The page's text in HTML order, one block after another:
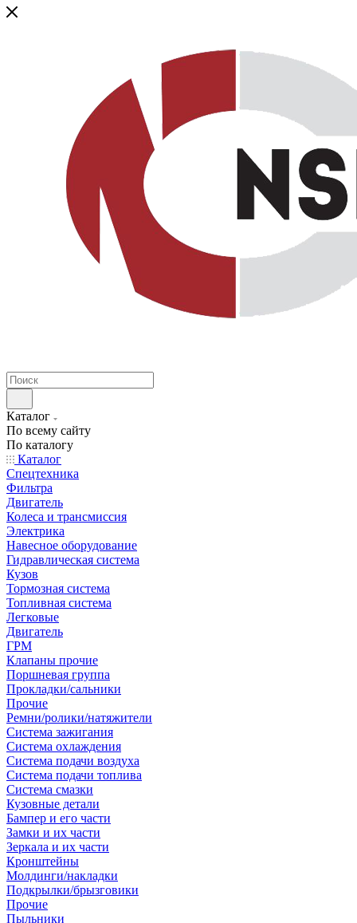
Каталог
По всему сайту
По каталогу
Каталог
Спецтехника
Фильтра
Двигатель
Колеса и трансмиссия
Электрика
Навесное оборудование
Гидравлическая система
Кузов
Тормозная система
Топливная система
Легковые
Двигатель
ГРМ
Клапаны прочие
Поршневая группа
Прокладки/сальники
Прочие
Ремни/ролики/натяжители
Система зажигания
Система охлаждения
Система подачи воздуха
Система подачи топлива
Система смазки
Кузовные детали
Бампер и его части
Замки и их части
Зеркала и их части
Кронштейны
Молдинги/накладки
Подкрылки/брызговики
Прочие
Пыльники